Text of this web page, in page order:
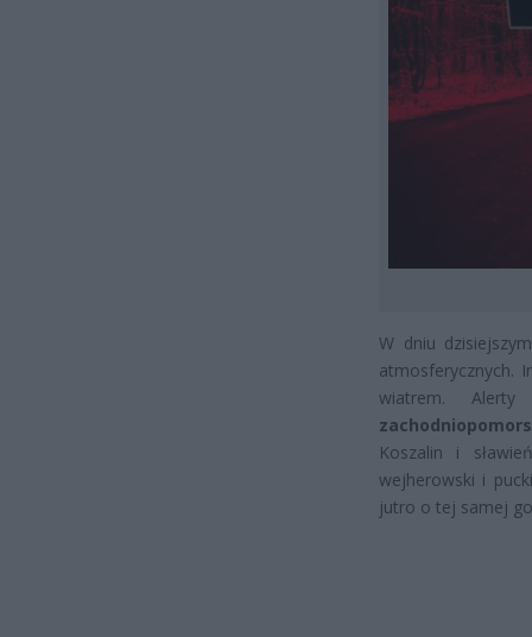
W dniu
atmosferycznych.
wiatrem.
Koszalin i
wejherowski i
jutro o tej samej